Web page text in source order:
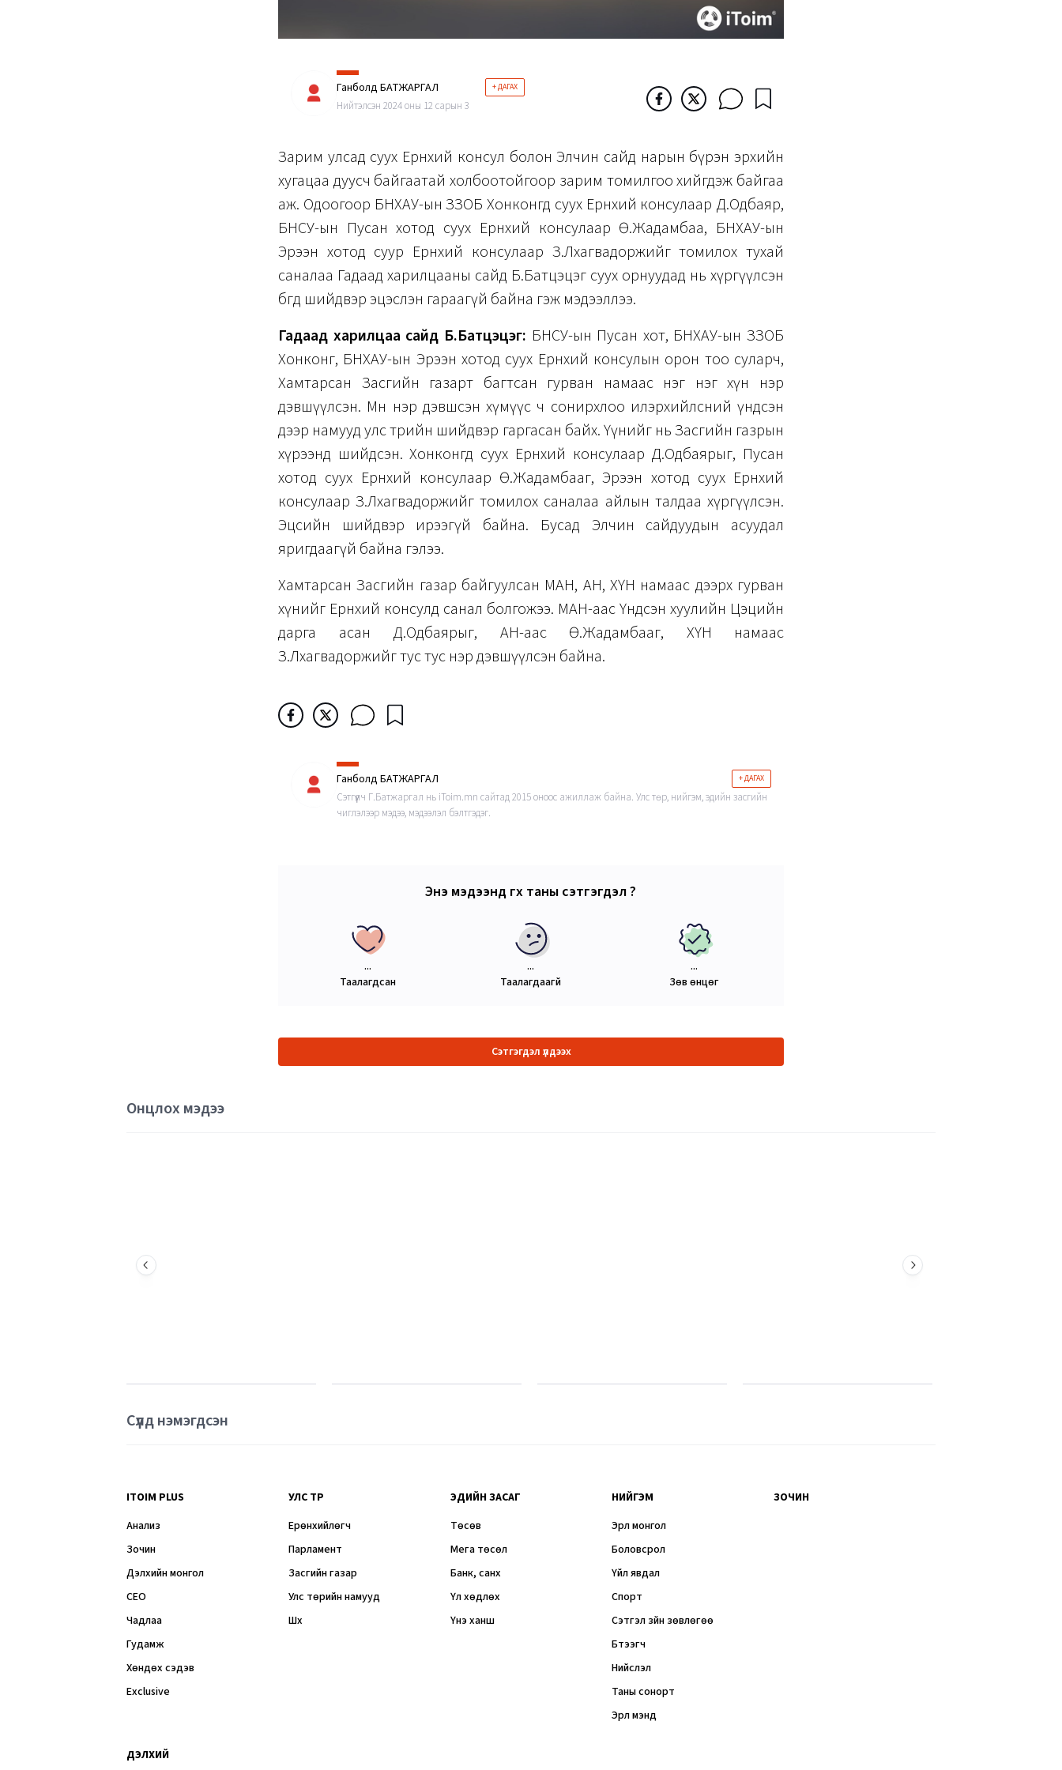
Ганболд БАТЖАРГАЛ + ДАГАХ
Нийтэлсэн 2024 оны 12 сарын 3
Зарим улсад суух Ерөнхий консул болон Элчин сайд нарын бүрэн эрхийн
хугацаа дуусч байгаатай холбоотойгоор зарим томилгоо хийгдэж байгаа
аж. Одоогоор БНХАУ-ын ЗЗОБ Хонконгд суух Ерөнхий консулаар Д.Одбаяр,
БНСУ-ын Пусан хотод суух Ерөнхий консулаар Ө.Жадамбаа, БНХАУ-ын
Эрээн хотод суур Ерөнхий консулаар З.Лхагвадоржийг томилох тухай
саналаа Гадаад харилцааны сайд Б.Батцэцэг суух орнуудад нь хүргүүлсэн
бөгөөд шийдвэр эцэслэн гараагүй байна гэж мэдээллээ.
Гадаад харилцаа сайд Б.Батцэцэг: БНСУ-ын Пусан хот, БНХАУ-ын ЗЗОБ
Хонконг, БНХАУ-ын Эрээн хотод суух Ерөнхий консулын орон тоо суларч,
Хамтарсан Засгийн газарт багтсан гурван намаас нэг нэг хүн нэр
дэвшүүлсэн. Мөн нэр дэвшсэн хүмүүс ч сонирхлоо илэрхийлсний үндсэн
дээр намууд улс төрийн шийдвэр гаргасан байх. Үүнийг нь Засгийн газрын
хүрээнд шийдсэн. Хонконгд суух Ерөнхий консулаар Д.Одбаярыг, Пусан
хотод суух Ерөнхий консулаар Ө.Жадамбааг, Эрээн хотод суух Ерөнхий
консулаар З.Лхагвадоржийг томилох саналаа айлын талдаа хүргүүлсэн.
Эцсийн шийдвэр ирээгүй байна. Бусад Элчин сайдуудын асуудал
яригдаагүй байна гэлээ.
Хамтарсан Засгийн газар байгуулсан МАН, АН, ХҮН намаас дээрх гурван
хүнийг Ерөнхий консулд санал болгожээ. МАН-аас Үндсэн хуулийн Цэцийн
дарга асан Д.Одбаярыг, АН-аас Ө.Жадамбааг, ХҮН намаас
З.Лхагвадоржийг тус тус нэр дэвшүүлсэн байна.
Ганболд БАТЖАРГАЛ + ДАГАХ
Сэтгүүлч Г.Батжаргал нь iToim.mn сайтад 2015 оноос ажиллаж байна. Улс төр, нийгэм, эдийн засгийн
чиглэлээр мэдээ, мэдээлэл бэлтгэдэг.
Энэ мэдээнд өгөх таны сэтгэгдэл ?
...
Таалагдсан
...
Таалагдаагүй
...
Зөв өнцөг
Сэтгэгдэл үлдээх
Онцлох мэдээ
Сүүлд нэмэгдсэн
ITOIM PLUS
Анализ
Зочин
Дэлхийн монгол
CEO
Чадлаа
Гудамж
Хөндөх сэдэв
Exclusive
УЛС ТӨР
Ерөнхийлөгч
Парламент
Засгийн газар
Улс төрийн намууд
Шүүх
ЭДИЙН ЗАСАГ
Төсөв
Мега төсөл
Банк, санхүү
Үл хөдлөх
Үнэ ханш
НИЙГЭМ
Эрүүл монгол
Боловсрол
Үйл явдал
Спорт
Сэтгэл зүйн зөвлөгөө
Бүтээгч
Нийслэл
Таны сонорт
Эрүүл мэнд
ЗОЧИН
ДЭЛХИЙ